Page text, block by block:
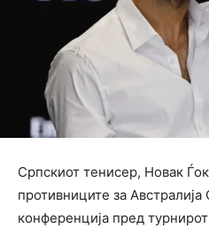
Српскиот тенисер, Новак
противниците за
конференција пред